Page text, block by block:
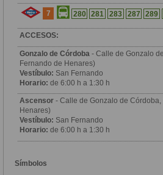
7 280 281 283 287 289
ACCESOS:
Gonzalo de Córdoba - Calle de Gonzalo
Fernando de Henares)
Vestíbulo: San Fernando
Horario: de 6:00 h a 1:30 h
Ascensor - Calle de Gonzalo de
Henares)
Vestíbulo: San Fernando
Horario: de 6:00 h a 1:30 h
Símbolos